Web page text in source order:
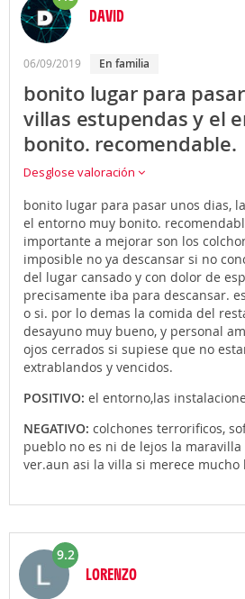
DAVID
06/09/2019 en familia
bonito lugar para
villas estupendas y el
bonito. recomendable.
Desglose valoración
bonito lugar para pasar unos dias,
el entorno muy bonito.
importante a mejorar son los
imposible no ya descansar si no
del lugar cansado y con dolor de
precisamente iba para descansar.
o si. por lo demas la comida del
desayuno muy bueno, y personal
ojos cerrados si supiese que no
extrablandos y vencidos.
POSITIVO: el entorno,las
NEGATIVO: colchones terrorificos,
pueblo no es ni de lejos la
ver.aun asi la villa si merece mucho
9.2
LORENZO